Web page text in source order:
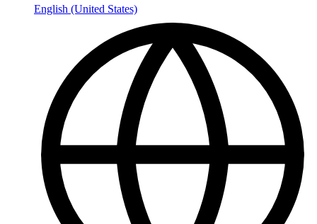
English (United States)